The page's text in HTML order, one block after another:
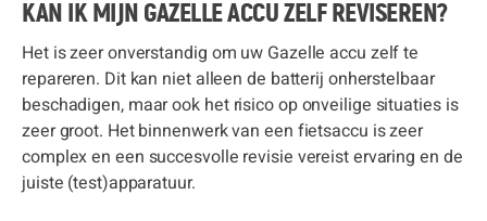
KAN IK MIJN GAZELLE ACCU ZELF REVISEREN?
Het is zeer onverstandig om uw Gazelle accu zelf te
repareren. Dit kan niet alleen de batterij onherstelbaar
beschadigen, maar ook het risico op onveilige situaties is
zeer groot. Het binnenwerk van een fietsaccu is zeer
complex en een succesvolle revisie vereist ervaring en de
juiste (test)apparatuur.